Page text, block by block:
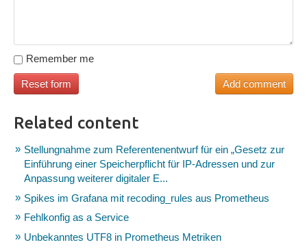
Remember me
Related content
Stellungnahme zum Referentenentwurf für ein „Gesetz zur
Einführung einer Speicherpflicht für IP-Adressen und zur
Anpassung weiterer digitaler E...
Spikes im Grafana mit recoding_rules aus Prometheus
Fehlkonfig as a Service
Unbekanntes UTF8 in Prometheus Metriken